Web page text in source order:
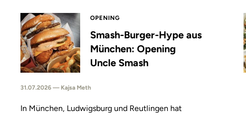
OPENING
Smash-Burger-Hype aus
München: Opening
Uncle Smash
31.07.2026 — Kajsa Meth
In München, Ludwigsburg und Reutlingen hat